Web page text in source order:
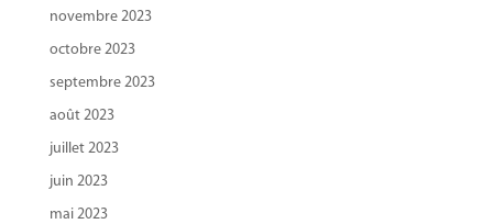
novembre 2023
octobre 2023
septembre 2023
août 2023
juillet 2023
juin 2023
mai 2023